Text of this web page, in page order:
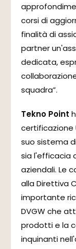
corsi di
finalità di
partner
dedicata,
squadra”.
Tekno Point
certificazione
suo sistema
sia l'efficacia
aziendali. Le
alla Direttiva
importante
DVGW che
prodotti e la
inquinanti